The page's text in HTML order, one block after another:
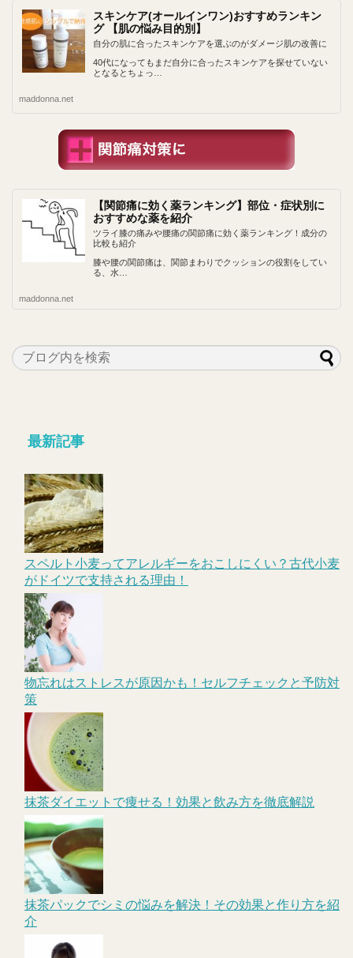
スキンケア(オールインワン)おすすめランキン
グ 【肌の悩み目的別】
自分の肌に合ったスキンケアを選ぶのがダメージ肌の改善に
40代になってもまだ自分に合ったスキンケアを探せていない
となるとちょっ…
maddonna.net
【関節痛に効く薬ランキング】部位・症状別に
おすすめな薬を紹介
ツライ膝の痛みや腰痛の関節痛に効く薬ランキング！成分の
比較も紹介
膝や腰の関節痛は、関節まわりでクッションの役割をしてい
る、水…
maddonna.net
最新記事
スペルト小麦ってアレルギーをおこしにくい？古代小麦
がドイツで支持される理由！
物忘れはストレスが原因かも！セルフチェックと予防対
策
抹茶ダイエットで痩せる！効果と飲み方を徹底解説
抹茶パックでシミの悩みを解決！その効果と作り方を紹
介